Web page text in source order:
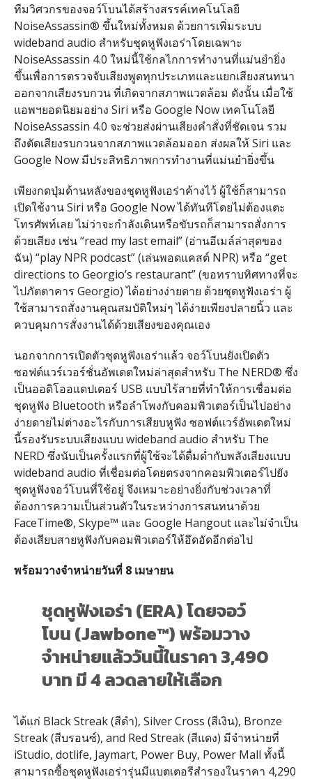
ทีมวิศวกรของจอว์โบนได้สร้างสรรค์เทคโนโลยี
NoiseAssassin® ขึ้นใหม่ทั้งหมด ด้วยการเพิ่มระบบ
wideband audio สำหรับชุดหูฟังเอร่าโดยเฉพาะ
NoiseAssassin 4.0 ใหม่นี้ใช้กลไกการทำงานที่แม่นยำยิ่ง
ขึ้นเพื่อการตรวจจับเสียงพูดทุกประเภทและแยกเสียงสนทนา
ออกจากเสียงรบกวน ที่เกิดจากสภาพแวดล้อม ดังนั้น เมื่อใช้
แอพฯยอดนิยมอย่าง Siri หรือ Google Now เทคโนโลยี
NoiseAssassin 4.0 จะช่วยส่งผ่านเสียงคำสั่งที่ชัดเจน รวม
ถึงตัดเสียงรบกวนจากสภาพแวดล้อมออก ส่งผลให้ Siri และ
Google Now มีประสิทธิภาพการทำงานที่แม่นยำยิ่งขึ้น
เพียงกดปุ่มด้านหลังของชุดหูฟังเอร่าค้างไว้ ผู้ใช้ก็สามารถ
เปิดใช้งาน Siri หรือ Google Now ได้ทันทีโดยไม่ต้องแตะ
โทรศัพท์เลย ไม่ว่าจะกำลังเดินหรือขับรถก็สามารถสั่งการ
ด้วยเสียง เช่น “read my last email” (อ่านอีเมล์ล่าสุดของ
ฉัน) “play NPR podcast” (เล่นพอดแคสต์ NPR) หรือ “get
directions to Georgio’s restaurant” (ขอทราบทิศทางที่จะ
ไปภัตตาคาร Georgio) ได้อย่างง่ายดาย ด้วยชุดหูฟังเอร่า ผู้
ใช้สามารถสั่งงานคุณสมบัติใหม่ๆ ได้ง่ายเพียงปลายนิ้ว และ
ควบคุมการสั่งงานได้ด้วยเสียงของคุณเอง
นอกจากการเปิดตัวชุดหูฟังเอร่าแล้ว จอว์โบนยังเปิดตัว
ซอฟต์แวร์เวอร์ชั่นอัพเดตใหม่ล่าสุดสำหรับ The NERD® ซึ่ง
เป็นออดิโออแดปเตอร์ USB แบบไร้สายที่ทำให้การเชื่อมต่อ
ชุดหูฟัง Bluetooth หรือลำโพงกับคอมพิวเตอร์เป็นไปอย่าง
ง่ายดายไม่ต่างอะไรกับการเสียบหูฟัง ซอฟต์แวร์อัพเดตใหม่
นี้รองรับระบบเสียงแบบ wideband audio สำหรับ The
NERD ซึ่งนับเป็นครั้งแรกที่ผู้ใช้จะได้ดื่มด่ำกับพลังเสียงแบบ
wideband audio ที่เชื่อมต่อโดยตรงจากคอมพิวเตอร์ไปยัง
ชุดหูฟังจอว์โบนที่ใช้อยู่ จึงเหมาะอย่างยิ่งกับช่วงเวลาที่
ต้องการความเป็นส่วนตัวในระหว่างการสนทนาด้วย
FaceTime®, Skype™ และ Google Hangout และไม่จำเป็น
ต้องเสียบสายหูฟังกับคอมพิวเตอร์ให้อึดอัดอีกต่อไป
พร้อมวางจำหน่ายวันที่ 8 เมษายน
ชุดหูฟังเอร่า (ERA) โดยจอว์
โบน (Jawbone™) พร้อมวาง
จำหน่ายแล้ววันนี้ในราคา 3,490
บาท มี 4 ลวดลายให้เลือก
ได้แก่ Black Streak (สีดำ), Silver Cross (สีเงิน), Bronze
Streak (สีบรอนซ์), and Red Streak (สีแดง) มีจำหน่ายที่
iStudio, dotlife, Jaymart, Power Buy, Power Mall ทั้งนี้
สามารถซื้อชุดหูฟังเอร่ารุ่นมีแบตเตอรีสำรองในราคา 4,290